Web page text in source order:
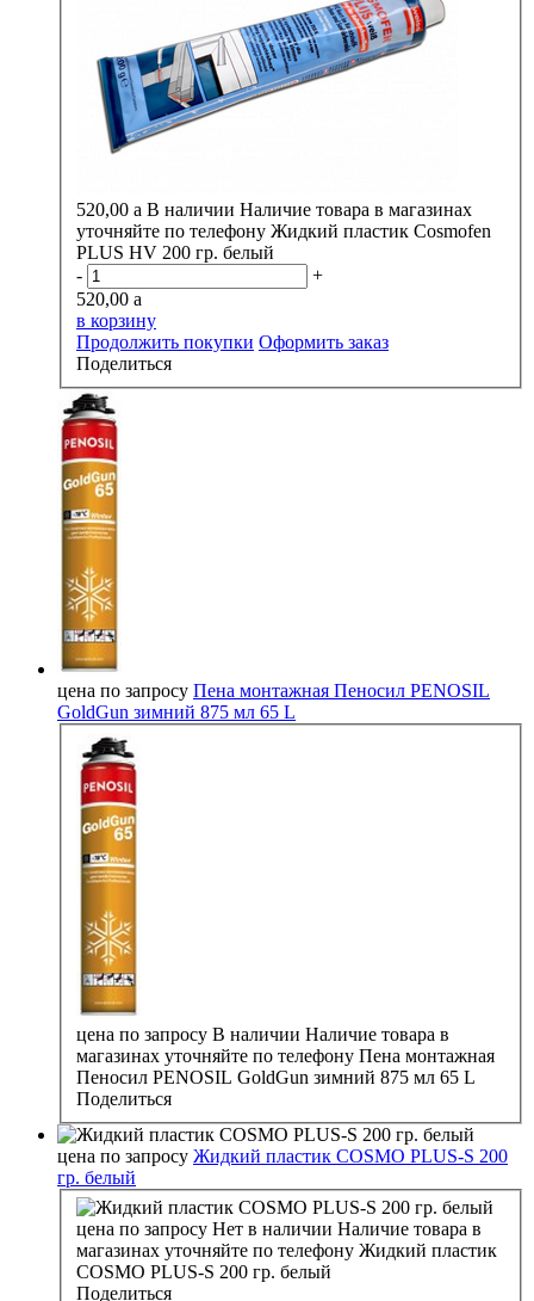
520,00 a В наличии Наличие товара в магазинах
уточняйте по телефону Жидкий пластик Cosmofen
PLUS HV 200 гр. белый
-
+
520,00 a
в корзину
Продолжить покупки Оформить заказ
Поделиться
цена по запросу Пена монтажная Пеносил PENOSIL
GoldGun зимний 875 мл 65 L
цена по запросу В наличии Наличие товара в
магазинах уточняйте по телефону Пена монтажная
Пеносил PENOSIL GoldGun зимний 875 мл 65 L
Поделиться
цена по запросу Жидкий пластик COSMO PLUS-S 200
гр. белый
цена по запросу Нет в наличии Наличие товара в
магазинах уточняйте по телефону Жидкий пластик
COSMO PLUS-S 200 гр. белый
Поделиться